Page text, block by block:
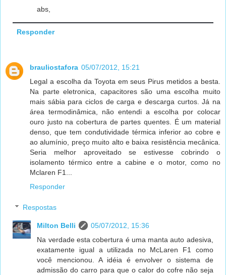
abs,
Responder
brauliostafora 05/07/2012, 15:21
Legal a escolha da Toyota em seus Pirus metidos a besta.
Na parte eletronica, capacitores são uma escolha muito
mais sábia para ciclos de carga e descarga curtos. Já na
área termodinâmica, não entendi a escolha por colocar
ouro justo na cobertura de partes quentes. É um material
denso, que tem condutividade térmica inferior ao cobre e
ao alumínio, preço muito alto e baixa resistência mecânica.
Seria melhor aproveitado se estivesse cobrindo o
isolamento térmico entre a cabine e o motor, como no
Mclaren F1...
Responder
Respostas
Milton Belli
05/07/2012, 15:36
Na verdade esta cobertura é uma manta auto adesiva,
exatamente igual a utilizada no McLaren F1 como
você mencionou. A idéia é envolver o sistema de
admissão do carro para que o calor do cofre não seja